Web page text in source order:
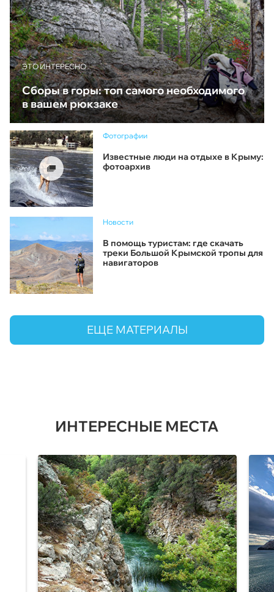
ЭТО ИНТЕРЕСНО
Сборы в горы: топ самого необходимого
в вашем рюкзаке
Фотографии
Известные люди на отдыхе в Крыму:
фотоархив
Новости
В помощь туристам: где скачать
треки Большой Крымской тропы для
навигаторов
ЕЩЕ МАТЕРИАЛЫ
ИНТЕРЕСНЫЕ МЕСТА